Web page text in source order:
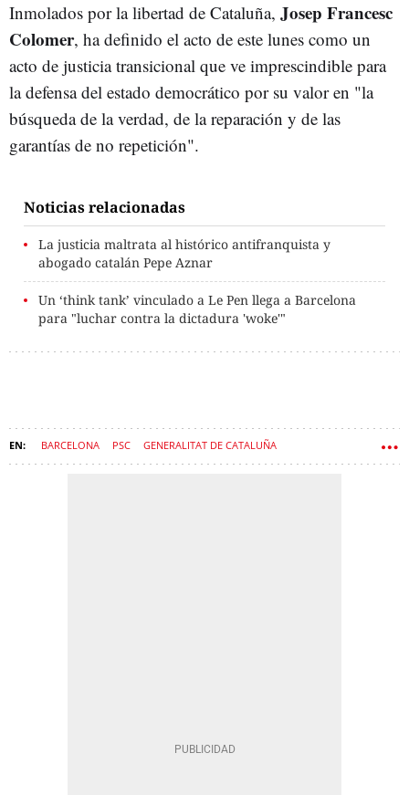
Inmolados por la libertad de Cataluña, Josep Francesc
Colomer, ha definido el acto de este lunes como un
acto de justicia transicional que ve imprescindible para
la defensa del estado democrático por su valor en "la
búsqueda de la verdad, de la reparación y de las
garantías de no repetición".
Noticias relacionadas
La justicia maltrata al histórico antifranquista y
abogado catalán Pepe Aznar
Un ‘think tank’ vinculado a Le Pen llega a Barcelona
para "luchar contra la dictadura 'woke'"
BARCELONA PSC GENERALITAT DE CATALUÑA